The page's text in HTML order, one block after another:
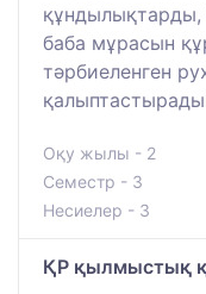
құндылықтарды,
баба мұрасын
тәрбиеленген
Оқу жылы - 2
Семестр - 3
Несиелер - 3
ҚР қылмыстық